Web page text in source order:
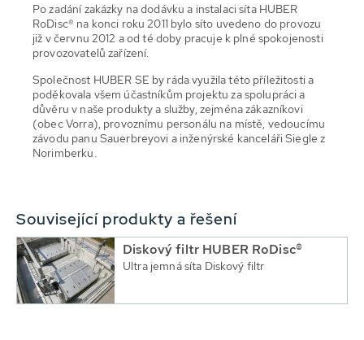
Po zadání zakázky na dodávku a instalaci síta HUBER
RoDisc® na konci roku 2011 bylo síto uvedeno do provozu
již v červnu 2012 a od té doby pracuje k plné spokojenosti
provozovatelů zařízení.
Společnost HUBER SE by ráda využila této příležitosti a
poděkovala všem účastníkům projektu za spolupráci a
důvěru v naše produkty a služby, zejména zákazníkovi
(obec Vorra), provoznímu personálu na místě, vedoucímu
závodu panu Sauerbreyovi a inženýrské kanceláři Siegle z
Norimberku.
Související produkty a řešení
Diskový filtr HUBER RoDisc®
Ultra jemná síta Diskový filtr